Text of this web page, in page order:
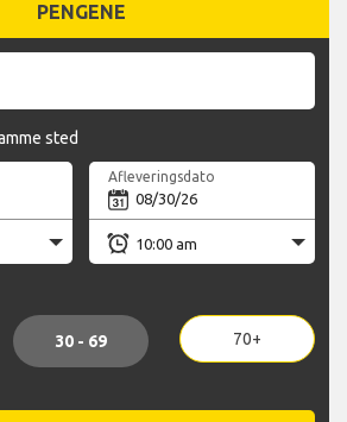
PENGENE
sted
Afleveringsdato
30 - 69 70+